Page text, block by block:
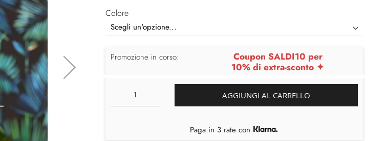
Colore
Promozione in corso:
Coupon SALDI10 per
10% di extra-sconto ✦
AGGIUNGI AL CARRELLO
Paga in 3 rate con